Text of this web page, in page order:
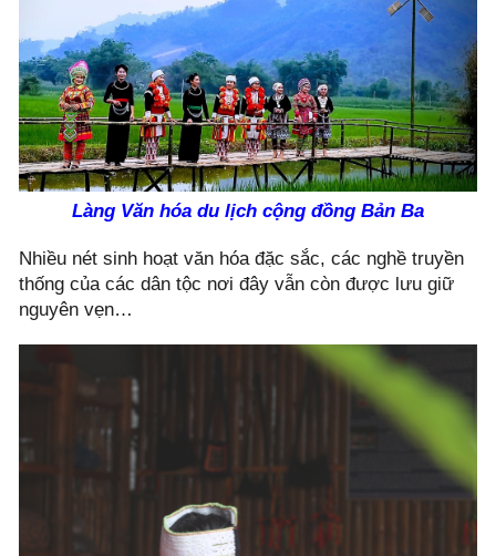
Làng Văn hóa du lịch cộng đồng Bản Ba
Nhiều nét sinh hoạt văn hóa đặc sắc, các nghề truyền
thống của các dân tộc nơi đây vẫn còn được lưu giữ
nguyên vẹn…